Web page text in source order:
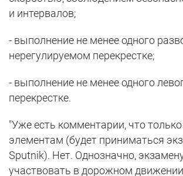
и интервалов;
- выполнение не менее одного
нерегулируемом перекрестке;
- выполнение не менее одного
перекрестке.
"Уже есть комментарии, что
элементам (будет приниматься
Sputnik). Нет. Однозначно,
участвовать в дорожном